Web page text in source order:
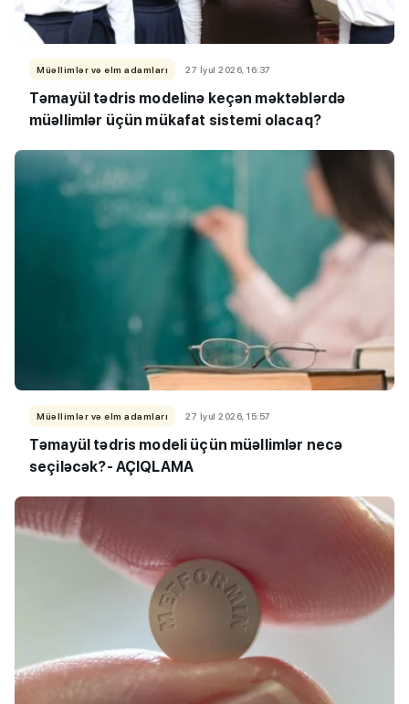
Müəllimlər və elm adamları 27 İyul 2026, 16:37
Təmayül tədris modelinə keçən məktəblərdə
müəllimlər üçün mükafat sistemi olacaq?
Müəllimlər və elm adamları 27 İyul 2026, 15:57
Təmayül tədris modeli üçün müəllimlər necə
seçiləcək?- AÇIQLAMA